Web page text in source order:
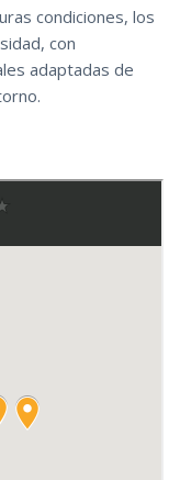
condiciones, los
con
adaptadas de